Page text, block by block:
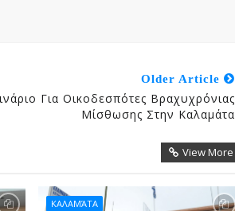
Older Article
Για Οικοδεσπότες Βραχυχρόνιας
Μίσθωσης Στην Καλαμάτα
View More
ΚΑΛΑΜΆΤΑ